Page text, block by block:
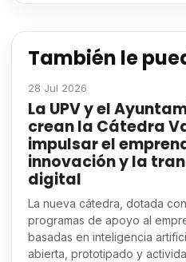
También le
28 Jul 2026
La UPV y el
crean la Cátedra
impulsar el
innovación y la
digital
La nueva cátedra, dotada
programas de apoyo al
basadas en inteligencia
abierta, prototipado y